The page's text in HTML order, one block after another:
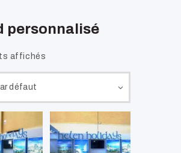
personnalisé
affichés